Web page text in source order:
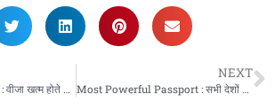
Donald trump News : वीजा खत्म होते ही कब किया जाता है डिपोर्ट, जानिए क्या हैं इसके नियम?
NEXT
Most Powerful Passport : सभी देशों में सिंगापुर का पासपोर्ट है सबसे ताकतवर, जानिए भारत का रैंक कितना नीचे?